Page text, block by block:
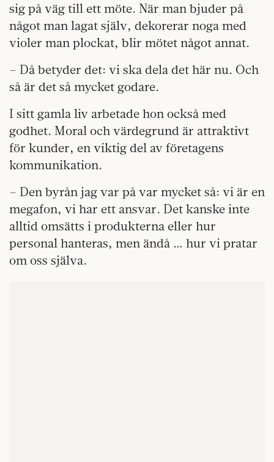
sig på väg till ett möte. När man bjuder på
något man lagat själv, dekorerar noga med
violer man plockat, blir mötet något annat.
– Då betyder det: vi ska dela det här nu. Och
så är det så mycket godare.
I sitt gamla liv arbetade hon också med
godhet. Moral och värdegrund är attraktivt
för kunder, en viktig del av företagens
kommunikation.
– Den byrån jag var på var mycket så: vi är en
megafon, vi har ett ansvar. Det kanske inte
alltid omsätts i produkterna eller hur
personal hanteras, men ändå … hur vi pratar
om oss själva.